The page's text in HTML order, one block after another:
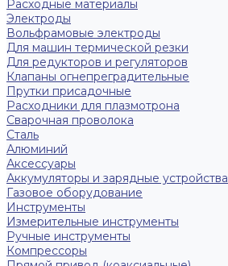
Расходные материалы
Электроды
Вольфрамовые электроды
Для машин термической резки
Для редукторов и регуляторов
Клапаны огнепреградительные
Прутки присадочные
Расходники для плазмотрона
Сварочная проволока
Сталь
Алюминий
Аксессуары
Аккумуляторы и зарядные устройства
Газовое оборудование
Инструменты
Измерительные инструменты
Ручные инструменты
Компрессоры